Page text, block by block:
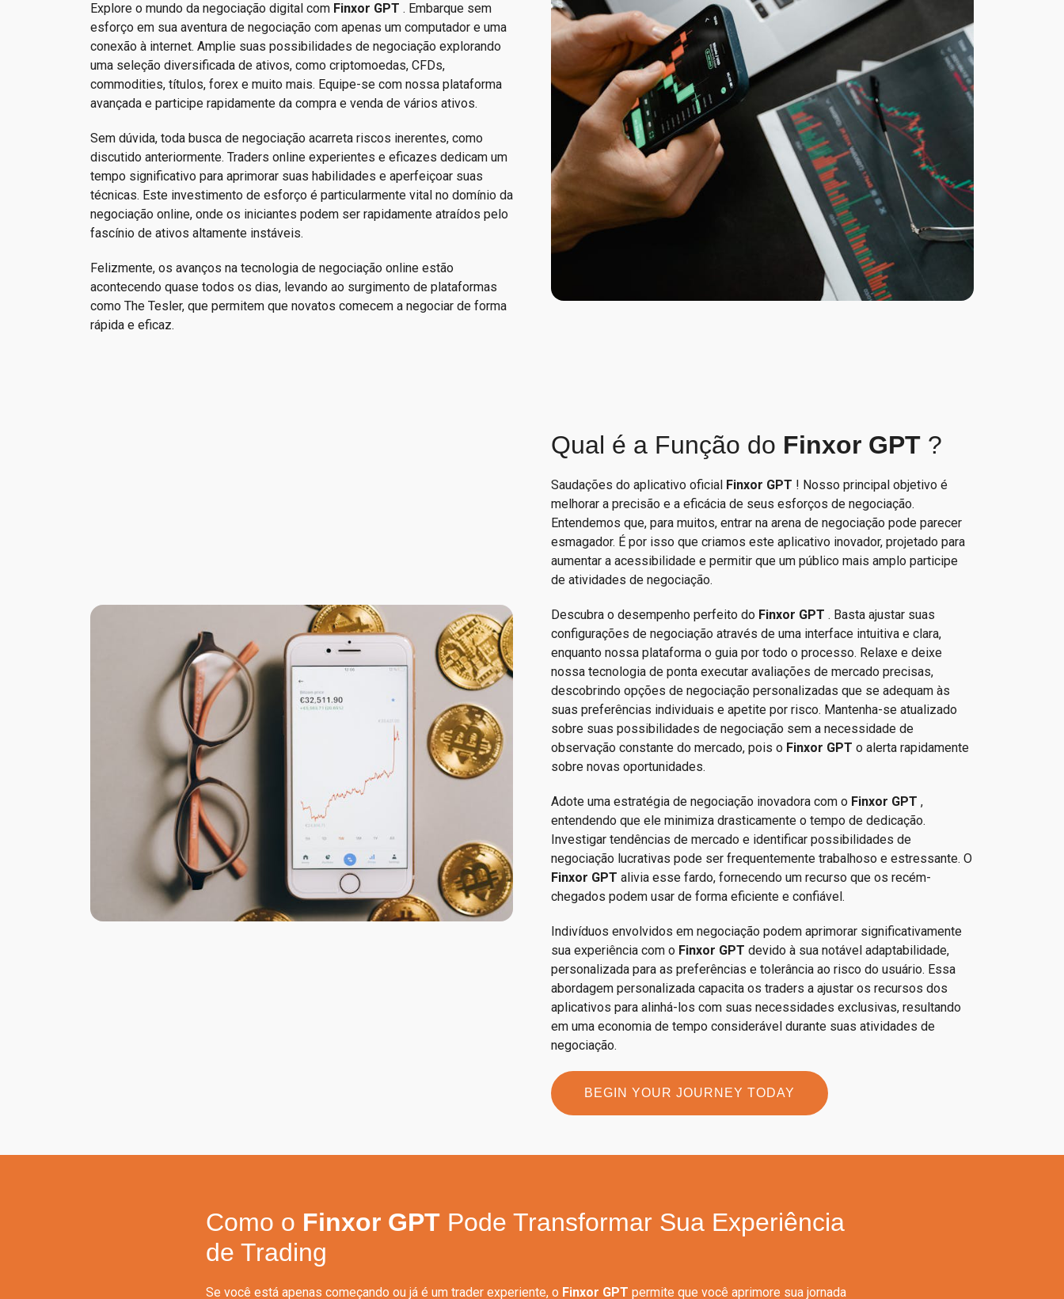
Explore o mundo da negociação digital com Finxor GPT . Embarque sem
esforço em sua aventura de negociação com apenas um computador e uma
conexão à internet. Amplie suas possibilidades de negociação explorando
uma seleção diversificada de ativos, como criptomoedas, CFDs,
commodities, títulos, forex e muito mais. Equipe-se com nossa plataforma
avançada e participe rapidamente da compra e venda de vários ativos.
Sem dúvida, toda busca de negociação acarreta riscos inerentes, como
discutido anteriormente. Traders online experientes e eficazes dedicam um
tempo significativo para aprimorar suas habilidades e aperfeiçoar suas
técnicas. Este investimento de esforço é particularmente vital no domínio da
negociação online, onde os iniciantes podem ser rapidamente atraídos pelo
fascínio de ativos altamente instáveis.
Felizmente, os avanços na tecnologia de negociação online estão
acontecendo quase todos os dias, levando ao surgimento de plataformas
como The Tesler, que permitem que novatos comecem a negociar de forma
rápida e eficaz.
Qual é a Função do Finxor GPT ?
Saudações do aplicativo oficial Finxor GPT ! Nosso principal objetivo é
melhorar a precisão e a eficácia de seus esforços de negociação.
Entendemos que, para muitos, entrar na arena de negociação pode parecer
esmagador. É por isso que criamos este aplicativo inovador, projetado para
aumentar a acessibilidade e permitir que um público mais amplo participe
de atividades de negociação.
Descubra o desempenho perfeito do Finxor GPT . Basta ajustar suas
configurações de negociação através de uma interface intuitiva e clara,
enquanto nossa plataforma o guia por todo o processo. Relaxe e deixe
nossa tecnologia de ponta executar avaliações de mercado precisas,
descobrindo opções de negociação personalizadas que se adequam às
suas preferências individuais e apetite por risco. Mantenha-se atualizado
sobre suas possibilidades de negociação sem a necessidade de
observação constante do mercado, pois o Finxor GPT o alerta rapidamente
sobre novas oportunidades.
Adote uma estratégia de negociação inovadora com o Finxor GPT ,
entendendo que ele minimiza drasticamente o tempo de dedicação.
Investigar tendências de mercado e identificar possibilidades de
negociação lucrativas pode ser frequentemente trabalhoso e estressante. O
Finxor GPT alivia esse fardo, fornecendo um recurso que os recém-
chegados podem usar de forma eficiente e confiável.
Indivíduos envolvidos em negociação podem aprimorar significativamente
sua experiência com o Finxor GPT devido à sua notável adaptabilidade,
personalizada para as preferências e tolerância ao risco do usuário. Essa
abordagem personalizada capacita os traders a ajustar os recursos dos
aplicativos para alinhá-los com suas necessidades exclusivas, resultando
em uma economia de tempo considerável durante suas atividades de
negociação.
BEGIN YOUR JOURNEY TODAY
Como o Finxor GPT Pode Transformar Sua Experiência
de Trading
Se você está apenas começando ou já é um trader experiente, o Finxor GPT permite que você aprimore sua jornada